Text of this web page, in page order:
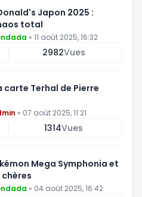
Japon 2025 :
total
» 11 août 2025, 16:32
2982Vues
Terhal de Pierre
» 07 août 2025, 11:21
1314Vues
Mega Symphonia et
chères
» 04 août 2025, 16:42